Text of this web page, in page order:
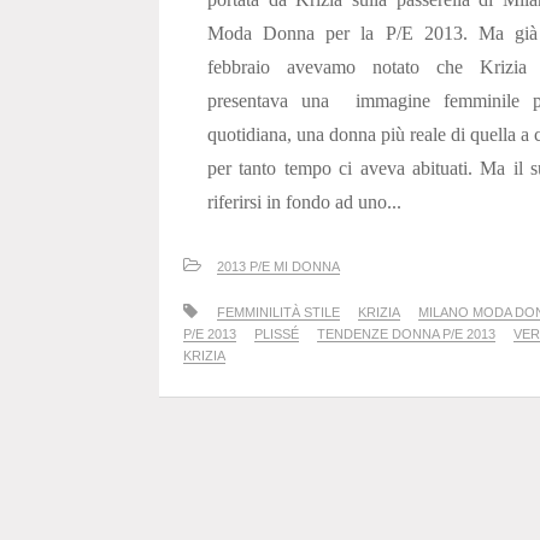
Moda Donna per la P/E 2013. Ma
febbraio avevamo notato che Krizia
presentava una immagine femminile
quotidiana, una donna più reale di quella a
per tanto tempo ci aveva abituati. Ma il
riferirsi in fondo ad uno...
2013 P/E MI DONNA
FEMMINILITÀ STILE KRIZIA
MILANO MODA
P/E 2013
PLISSÉ TENDENZE DONNA P/E 2013
KRIZIA